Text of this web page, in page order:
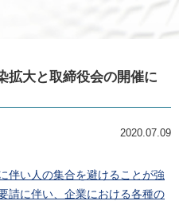
i
n
拡大と取締役会の開催に
2020.07.09
伴い人の集合を避けることが強
請に伴い、企業における各種の